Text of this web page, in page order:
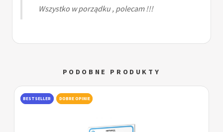
Wszystko w porządku , polecam !!!
PODOBNE PRODUKTY
BESTSELLER DOBRE OPINIE